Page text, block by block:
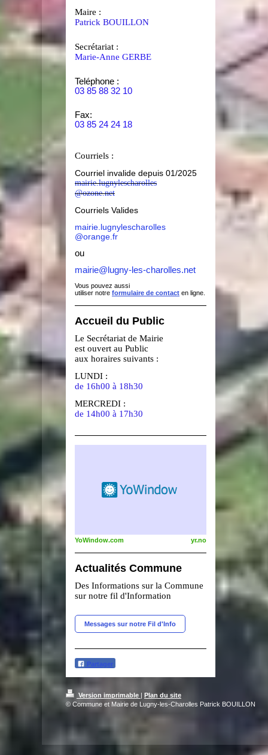
Maire :
Patrick BOUILLON
Secrétariat :
Marie-Anne GERBE
Teléphone :
03 85 88 32 10
Fax:
03 85 24 24 18
Courriels :
Courriel invalide depuis 01/2025
mairie.lugnylescharolles
@ozone.net
Courriels Valides
mairie.lugnylescharolles
@orange.fr
ou
mairie@lugny-les-charolles.net
Vous pouvez aussi
utiliser notre formulaire de contact en ligne.
Accueil du Public
Le Secrétariat de Mairie
est ouvert au Public
aux horaires suivants :
LUNDI :
de 16h00 à 18h30
MERCREDI :
de 14h00 à 17h30
YoWindow.com yr.no
Actualités Commune
Des Informations sur la Commune
sur notre fil d'Information
Messages sur notre Fil d'Info
Partager
Version imprimable | Plan du site
© Commune et Mairie de Lugny-les-Charolles Patrick BOUILLON